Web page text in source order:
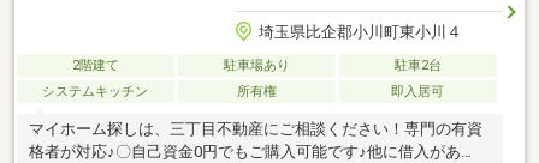
埼玉県比企郡小川町東小川４
2階建て 駐車場あり
駐車2台
システムキッチン
所有権 即入居可
マイホーム探しは、三丁目不動産にご相談ください！専門の有資
格者が対応♪〇自己資金0円でもご購入可能です♪他に借入があ